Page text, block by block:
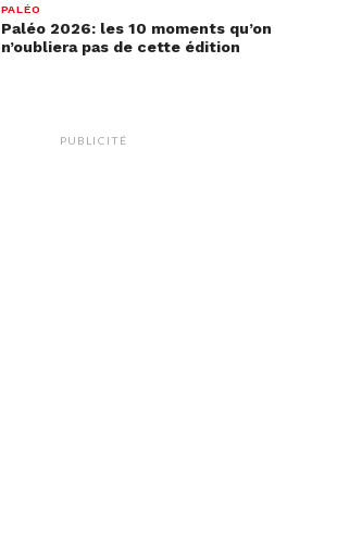
PALÉO
Paléo 2026: les 10 moments qu’on
n’oubliera pas de cette édition
PUBLICITÉ